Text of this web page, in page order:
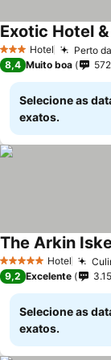
3 EstrelasHotel Perto
Exotic Hotel &
8,4 Muito boa 572
Selecione as
exatos.
5 Estrelas Hotel
The Arkin
9,2 Excelente
Selecione as
exatos.